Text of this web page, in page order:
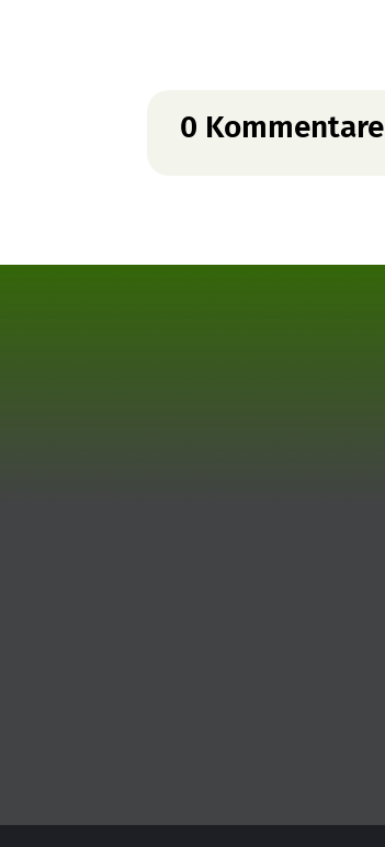
0 Kommentare